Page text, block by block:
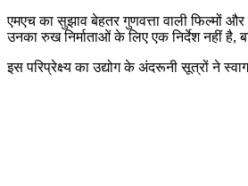
एमएच का सुझाव बेहतर गुणवत्ता वाली फिल्मों
उनका रुख निर्माताओं के लिए एक निर्देश नहीं
इस परिप्रेक्ष्य का उद्योग के अंदरूनी सूत्रों ने